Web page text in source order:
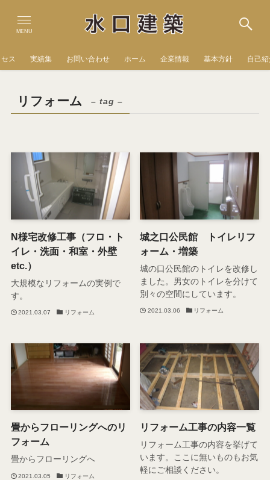
MENU
ス 実績集 お問い合わせ ホーム 企業情報 基本方針 自己
リフォーム – tag –
N様宅改修工事（フロ・ト
イレ・洗面・和室・外壁
etc.）
大規模なリフォームの実例で
す。
2021.03.07 リフォーム
城之口公民館 トイレリフ
ォーム・増築
城の口公民館のトイレを改修し
ました。男女のトイレを分けて
別々の空間にしています。
2021.03.06 リフォーム
畳からフローリングへのリ
フォーム
畳からフローリングへ
2021.03.05 リフォーム
リフォーム工事の内容一覧
リフォーム工事の内容を挙げて
います。ここに無いものもお気
軽にご相談ください。